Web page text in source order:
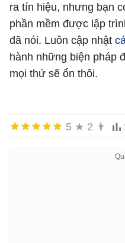
ra tín hiệu, nhưng bạn
phần mềm được lập
đã nói. Luôn cập nhật
hành những biện pháp
mọi thứ sẽ ổn thôi.
5 ★ 2 👨